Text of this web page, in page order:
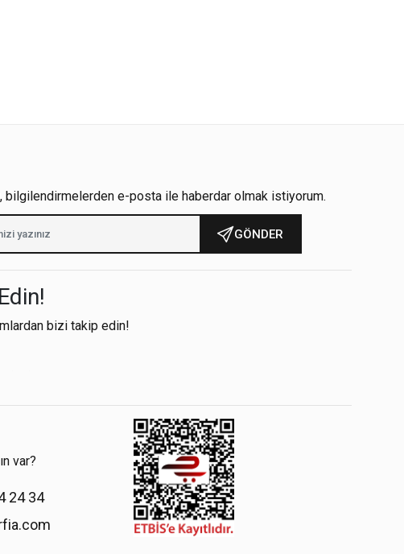
bilgilendirmelerden e-posta ile haberdar olmak istiyorum.
GÖNDER
bizi takip edin!
var?
24 34